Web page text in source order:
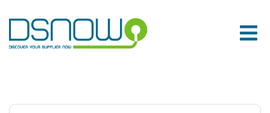
to
content